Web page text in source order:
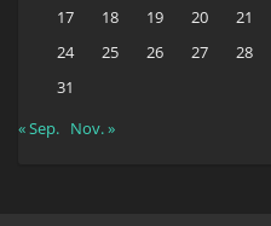
17
18 19 20 21
24
25 26 27 28
31
« Sep. Nov. »